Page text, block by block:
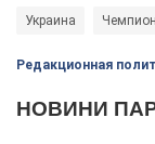
Украина
Редакционная